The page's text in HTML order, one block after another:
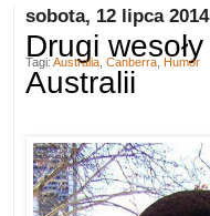
sobota, 12 lipca 2014
Drugi
Australii
Tagi: Australia Canberra Humor